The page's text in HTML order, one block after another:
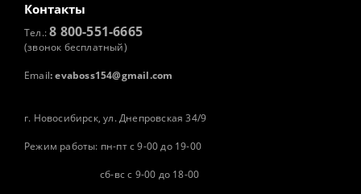
Контакты
Тел.:8 800-551-6665
(звонок бесплатный)
Email: evaboss154@gmail.com
г. Новосибирск, ул. Днепровская 34/9
Режим работы: пн-пт с 9-00 до 19-00
сб-вс с 9-00 до 18-00